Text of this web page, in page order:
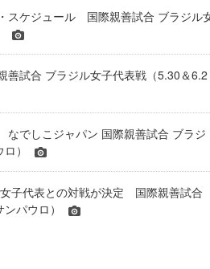
スケジュール 国際親善試合 ブラジル
試合 ブラジル女子代表戦（5.30＆6.2
でしこジャパン 国際親善試合 ブラジ
）
子代表との対戦が決定 国際親善試合
パウロ）